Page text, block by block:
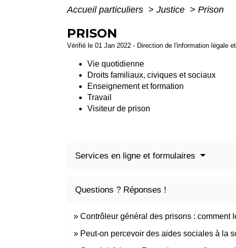
Accueil particuliers > Justice > Prison
PRISON
Vérifié le 01 Jan 2022 - Direction de l'information légale
Vie quotidienne
Droits familiaux, civiques et sociaux
Enseignement et formation
Travail
Visiteur de prison
Services en ligne et formulaires
Questions ? Réponses !
Contrôleur général des prisons : comment
Peut-on percevoir des aides sociales à la